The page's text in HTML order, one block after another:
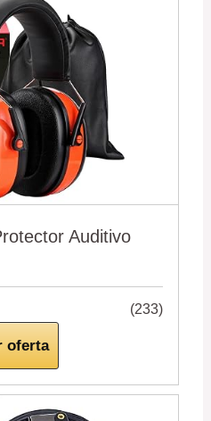
Auditivo
(233)
oferta